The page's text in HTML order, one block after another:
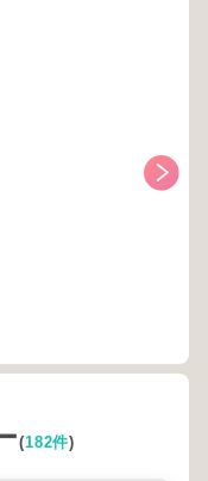
(182件)